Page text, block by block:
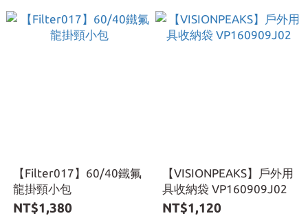
【Filter017】60/40鐵氟
龍掛頸小包
NT$1,380
【VISIONPEAKS】戶外用
具收納袋 VP160909J02
NT$1,120